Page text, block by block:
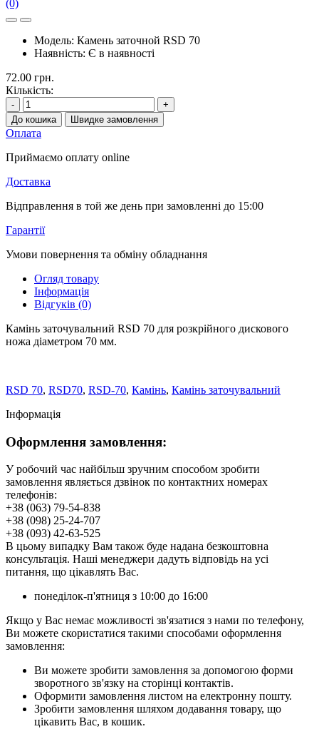
(0)
Модель: Камень заточной RSD 70
Наявність: Є в наявності
72.00 грн.
Кількість:
-
+
До кошика
Швидке замовлення
Оплата
Приймаємо оплату online
Доставка
Відправлення в той же день при замовленні до 15:00
Гарантії
Умови повернення та обміну обладнання
Огляд товару
Інформація
Відгуків (0)
Камінь заточувальний RSD 70 для розкрійного дискового
ножа діаметром 70 мм.
RSD 70, RSD70, RSD-70, Камінь, Камінь заточувальний
Інформація
Оформлення замовлення:
У робочий час найбільш зручним способом зробити
замовлення являється дзвінок по контактних номерах
телефонів:
+38 (063) 79-54-838
+38 (098) 25-24-707
+38 (093) 42-63-525
В цьому випадку Вам також буде надана безкоштовна
консультація. Наші менеджери дадуть відповідь на усі
питання, що цікавлять Вас.
понеділок-п'ятниця з 10:00 до 16:00
Якщо у Вас немає можливості зв'язатися з нами по телефону,
Ви можете скористатися такими способами оформлення
замовлення:
Ви можете зробити замовлення за допомогою форми
зворотного зв'язку на сторінці контактів.
Оформити замовлення листом на електронну пошту.
Зробити замовлення шляхом додавання товару, що
цікавить Вас, в кошик.